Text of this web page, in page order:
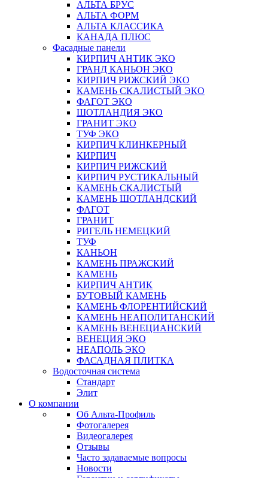
АЛЬТА БРУС
АЛЬТА ФОРМ
АЛЬТА КЛАССИКА
КАНАДА ПЛЮС
Фасадные панели
КИРПИЧ АНТИК ЭКО
ГРАНД КАНЬОН ЭКО
КИРПИЧ РИЖСКИЙ ЭКО
КАМЕНЬ СКАЛИСТЫЙ ЭКО
ФАГОТ ЭКО
ШОТЛАНДИЯ ЭКО
ГРАНИТ ЭКО
ТУФ ЭКО
КИРПИЧ КЛИНКЕРНЫЙ
КИРПИЧ
КИРПИЧ РИЖСКИЙ
КИРПИЧ РУСТИКАЛЬНЫЙ
КАМЕНЬ СКАЛИСТЫЙ
КАМЕНЬ ШОТЛАНДСКИЙ
ФАГОТ
ГРАНИТ
РИГЕЛЬ НЕМЕЦКИЙ
ТУФ
КАНЬОН
КАМЕНЬ ПРАЖСКИЙ
КАМЕНЬ
КИРПИЧ АНТИК
БУТОВЫЙ КАМЕНЬ
КАМЕНЬ ФЛОРЕНТИЙСКИЙ
КАМЕНЬ НЕАПОЛИТАНСКИЙ
КАМЕНЬ ВЕНЕЦИАНСКИЙ
ВЕНЕЦИЯ ЭКО
НЕАПОЛЬ ЭКО
ФАСАДНАЯ ПЛИТКА
Водосточная система
Стандарт
Элит
О компании
Об Альта-Профиль
Фотогалерея
Видеогалерея
Отзывы
Часто задаваемые вопросы
Новости